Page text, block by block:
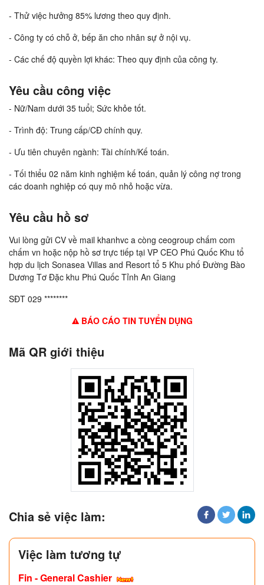
- Thử việc hưởng 85% lương theo quy định.
- Công ty có chỗ ở, bếp ăn cho nhân sự ở nội vụ.
- Các chế độ quyền lợi khác: Theo quy định của công ty.
Yêu cầu công việc
- Nữ/Nam dưới 35 tuổi; Sức khỏe tốt.
- Trình độ: Trung cấp/CĐ chính quy.
- Ưu tiên chuyên ngành: Tài chính/Kế toán.
- Tối thiểu 02 năm kinh nghiệm kế toán, quản lý công nợ trong
các doanh nghiệp có quy mô nhỏ hoặc vừa.
Yêu cầu hồ sơ
Vui lòng gửi CV về mail khanhvc a còng ceogroup chấm com
chấm vn hoặc nộp hồ sơ trực tiếp tại VP CEO Phú Quốc Khu tổ
hợp du lịch Sonasea Villas and Resort tổ 5 Khu phố Đường Bào
Dương Tơ Đặc khu Phú Quốc Tỉnh An Giang
SĐT 029 ********
BÁO CÁO TIN TUYỂN DỤNG
Mã QR giới thiệu
Chia sẻ việc làm:
Việc làm tương tự
Fin - General Cashier